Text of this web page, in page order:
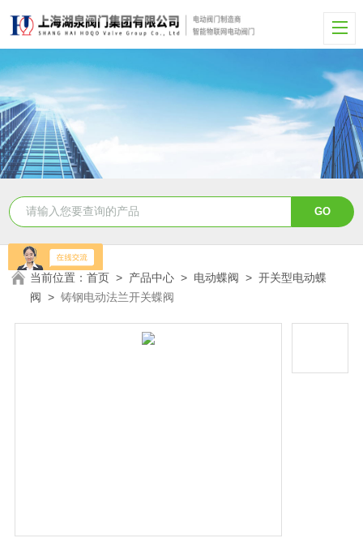
当前位置：首页 > 产品中心 > 电动蝶阀 >开关型电动蝶
阀 >铸钢电动法兰开关蝶阀